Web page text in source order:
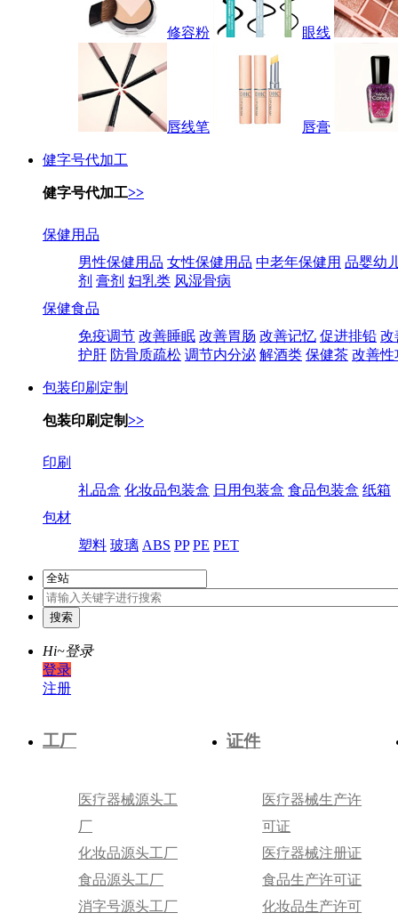
修容粉 眼线
唇线笔 唇膏
健字号代加工
健字号代加工>>
保健用品
男性保健用品 女性保健用品 中老年保健用 品婴幼
剂 膏剂 妇乳类 风湿骨病
保健食品
免疫调节 改善睡眠 改善胃肠 改善记忆 促进排铅 改
护肝 防骨质疏松 调节内分泌 解酒类 保健茶 改善性
包装印刷定制
包装印刷定制>>
印刷
礼品盒 化妆品包装盒 日用包装盒 食品包装盒 纸箱
包材
塑料 玻璃 ABS PP PE PET
Hi~登录
登录
注册
工厂
医疗器械源头工
厂
化妆品源头工厂
食品源头工厂
消字号源头工厂
证件
医疗器械生产许
可证
医疗器械注册证
食品生产许可证
化妆品生产许可